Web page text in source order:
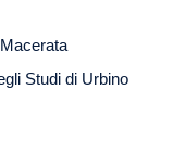
Studi di Urbino